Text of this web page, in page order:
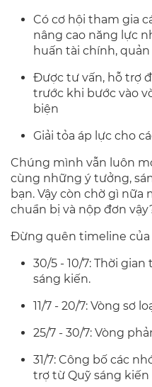
Có cơ hội tham gia
nâng cao năng lực
huấn tài chính, quản
Được tư vấn, hỗ trợ
trước khi bước vào
biện
Giải tỏa áp lực cho
Chúng mình vẫn luôn
cùng những ý tưởng,
bạn. Vậy còn chờ gì nữa
chuẩn bị và nộp đơn
Đừng quên timeline
30/5 - 10/7: Thời
sáng kiến.
11/7 - 20/7: Vòng sơ
25/7 - 30/7: Vòng
31/7: Công bố các
trợ từ Quỹ sáng kiến